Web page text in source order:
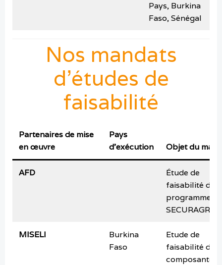
Pays, Burkina
Faso, Sénégal
Nos mandats
d’études de
faisabilité
Partenaires de mise
en œuvre
Pays
d’exécution
Objet du
AFD
Étude de
faisabilité du
programme
SECURAGRI
MISELI
Burkina
Faso
Etude de
faisabilité de
composante